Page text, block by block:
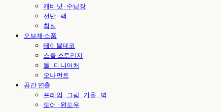
캐비닛 · 수납장
선반 · 랙
침실
오브제·소품
테이블데코
스몰 스토리지
돌 · 미니어처
오나먼트
공간 연출
프레임 · 그림 · 거울 · 벽
도어 · 윈도우